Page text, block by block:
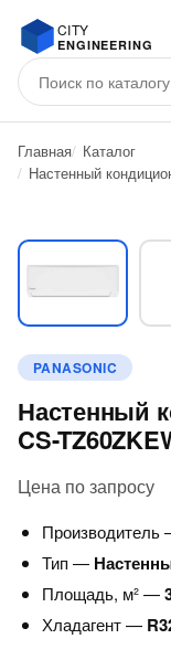
CITY
ENGINEERING
Главная Каталог
Настенный
PANASONIC
Настенный
CS-
Цена по запросу
Производитель
Тип —
Площадь, м² —
Хладагент —